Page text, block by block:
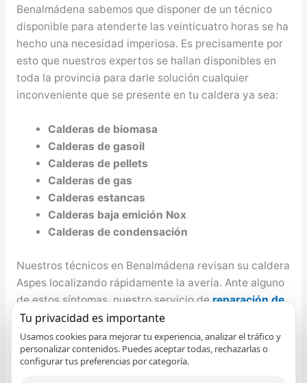
Benalmádena sabemos que disponer de un técnico
disponible para atenderte las veinticuatro horas se ha
hecho una necesidad imperiosa. Es precisamente por
esto que nuestros expertos se hallan disponibles en
toda la provincia para darle solución cualquier
inconveniente que se presente en tu caldera ya sea:
Calderas de biomasa
Calderas de gasoil
Calderas de pellets
Calderas de gas
Calderas estancas
Calderas baja emición Nox
Calderas de condensación
Nuestros técnicos en Benalmádena revisan su caldera
Aspes localizando rápidamente la avería. Ante alguno
de estos síntomas, nuestro servicio dereparación de
calderas Aspes en Benalmádena
de los componentes de su aparato de aire
acondicionado para proceder a su reparación:
Tu privacidad es importante
Usamos cookies para mejorar tu experiencia, analizar el tráfico y
personalizar contenidos. Puedes aceptar todas, rechazarlas o
configurar tus preferencias por categoría.